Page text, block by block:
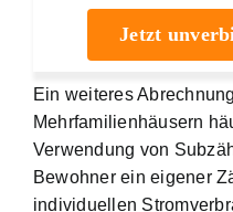
Jetzt
Ein weiteres
Mehrfamilienhäusern
Verwendung von
Bewohner ein eigener
individuellen